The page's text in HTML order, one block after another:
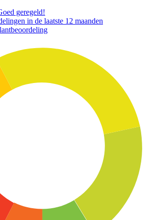
geregeld!
in de laatste 12 maanden